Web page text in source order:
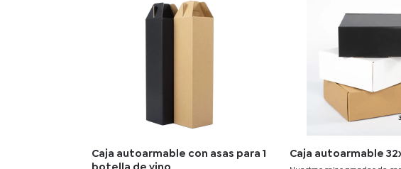
Caja autoarmable con asas para 1
Caja autoarmable